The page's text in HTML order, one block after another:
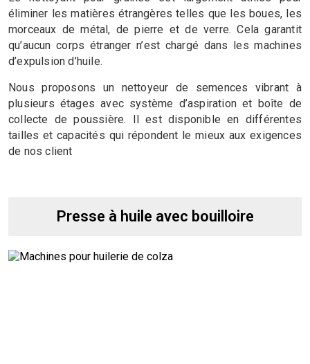
éliminer les matières étrangères telles que les boues, les
morceaux de métal, de pierre et de verre. Cela garantit
qu’aucun corps étranger n’est chargé dans les machines
d’expulsion d’huile.
Nous proposons un nettoyeur de semences vibrant à
plusieurs étages avec système d’aspiration et boîte de
collecte de poussière. Il est disponible en différentes
tailles et capacités qui répondent le mieux aux exigences
de nos client
Presse à huile avec bouilloire